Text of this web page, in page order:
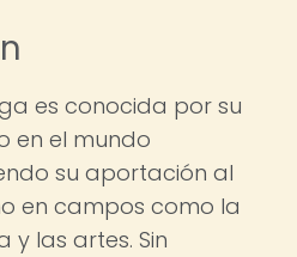
es conocida por su
en el mundo
su aportación al
en campos como la
y las artes. Sin